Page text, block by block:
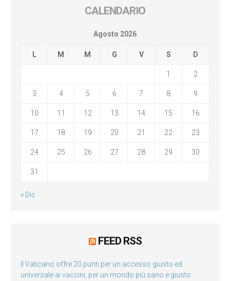
CALENDARIO
Agosto 2026
L M M G V S D
1 2
3 4 5 6 7 8 9
10 11 12 13 14 15 16
17 18 19 20 21 22 23
24 25 26 27 28 29 30
31
« Dic
FEED RSS
Il Vaticano offre 20 punti per un accesso giusto ed
universale ai vaccini, per un mondo più sano e giusto